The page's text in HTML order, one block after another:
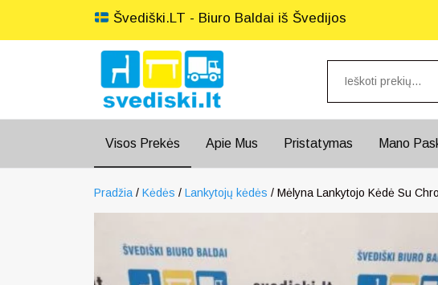
Švediški.LT - Biuro Baldai iš Švedijos
Visos Prekės Apie Mus Pristatymas Mano
Pradžia / Kėdės / Lankytojų kėdės / Mėlyna Lankytojo Kėdė Su